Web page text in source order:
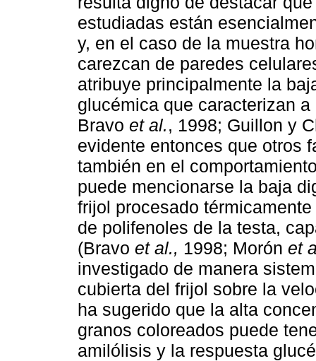
estudiadas están
y, en el caso de la muestra
carezcan de paredes
atribuye principalmente la
glucémica que caracterizan
Bravo et al., 1998; Guillon y
evidente entonces que otros
también en el
puede mencionarse la baja
frijol procesado
de polifenoles de la testa,
(Bravo et al., 1998; Morón et
investigado de manera
cubierta del frijol sobre la
ha sugerido que la alta
granos coloreados puede
amilólisis y la respuesta